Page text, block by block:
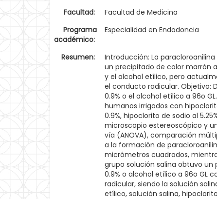
Facultad:
Facultad de Medicina
Programa
académico:
Especialidad en Endodoncia
Resumen:
Introducción: La
un precipitado de color marrón
y el alcohol etílico, pero
el conducto radicular. Objetivo:
0.9% o el alcohol etílico a 96o
humanos irrigados con
0.9%, hipoclorito de sodio al
microscopio estereoscópico y
vía (ANOVA), comparación
a la formación de
micrómetros cuadrados,
grupo solución salina obtuvo un
0.9% o alcohol etílico a 96o GL
radicular, siendo la solución
etílico, solución salina,